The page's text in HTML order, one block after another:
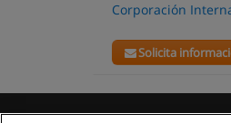
Corporación
Solicita